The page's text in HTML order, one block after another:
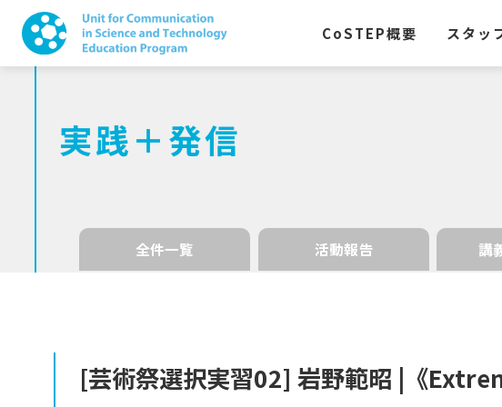
CoSTEP概要 スタッ
実践＋発信
全件一覧 活動報告 講
[芸術祭選択実習02]岩野範昭 | 《